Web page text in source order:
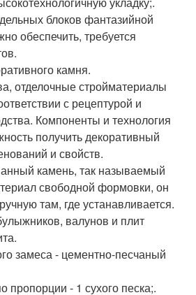
блоков фантазийной
обеспечить, требуется
камня.
отделочные стройматериалы
с рецептурой и
Компоненты и технология
получить декоративный
и свойств.
камень, так называемый
свободной формовки, он
там, где устанавливается.
валунов и плит
замеса - цементно-песчаный
пропорции - 1 сухого песка;.